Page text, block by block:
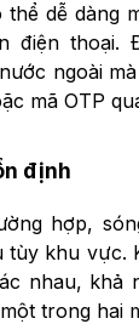
thể dễ dàng
điện thoại.
ngoài
mã OTP
định
hợp,
tùy khu vực.
nhau, khả
trong hai